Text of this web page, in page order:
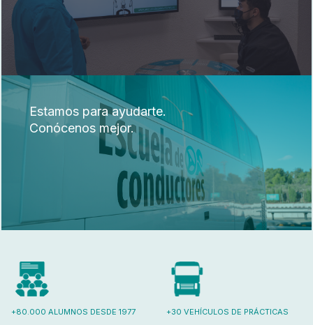
Estamos para ayudarte.
Conócenos mejor.
+80.000 ALUMNOS DESDE 1977 +30 VEHÍCULOS DE PRÁCTICAS